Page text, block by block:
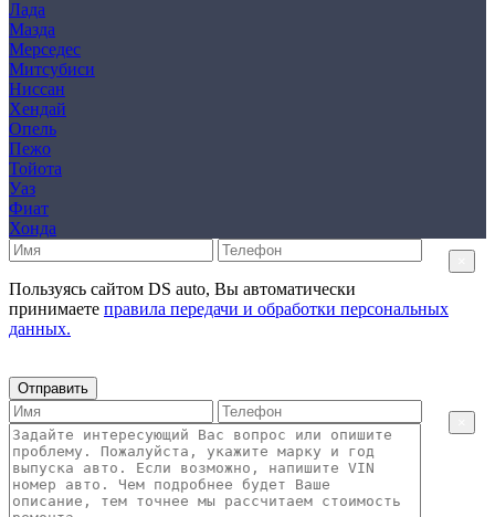
Лада
Мазда
Мерседес
Митсубиси
Ниссан
Хендай
Опель
Пежо
Тойота
Уаз
Фиат
Хонда
Пользуясь сайтом DS auto, Вы автоматически
принимаете правила передачи и обработки персональных
данных.
Отправить